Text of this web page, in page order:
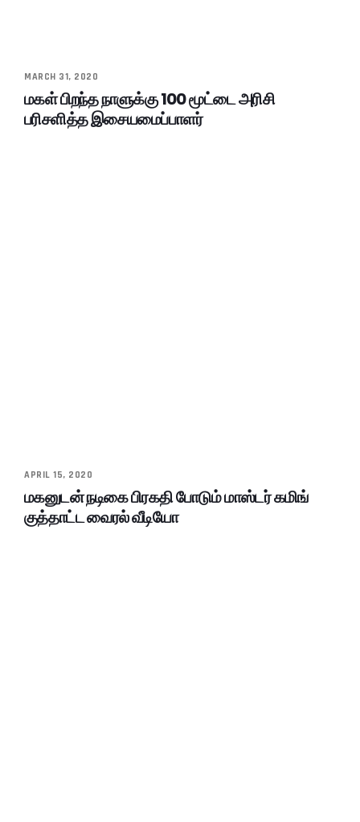
MARCH 31, 2020
மகள் பிறந்த நாளுக்கு 100 மூட்டை அரிசி
பரிசளித்த இசையமைப்பாளர்
APRIL 15, 2020
மகனுடன் நடிகை பிரகதி போடும் மாஸ்டர் கமிங்
குத்தாட்ட வைரல் வீடியோ